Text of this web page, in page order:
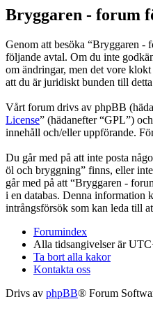
Bryggaren - forum
Genom att besöka “Bryggaren -
följande avtal. Om du inte
om ändringar, men det vore
att du är juridiskt bunden till
Vårt forum drivs av phpBB
License” (hädanefter “GPL”)
innehåll och/eller uppförande.
Du går med på att inte posta
öl och bryggning” finns, eller
går med på att “Bryggaren -
i en databas. Denna information
intrångsförsök som kan leda till
Forumindex
Alla tidsangivelser är
Ta bort alla kakor
Kontakta oss
Drivs av phpBB® Forum